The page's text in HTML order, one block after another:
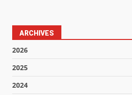
ARCHIVES
2026
2025
2024